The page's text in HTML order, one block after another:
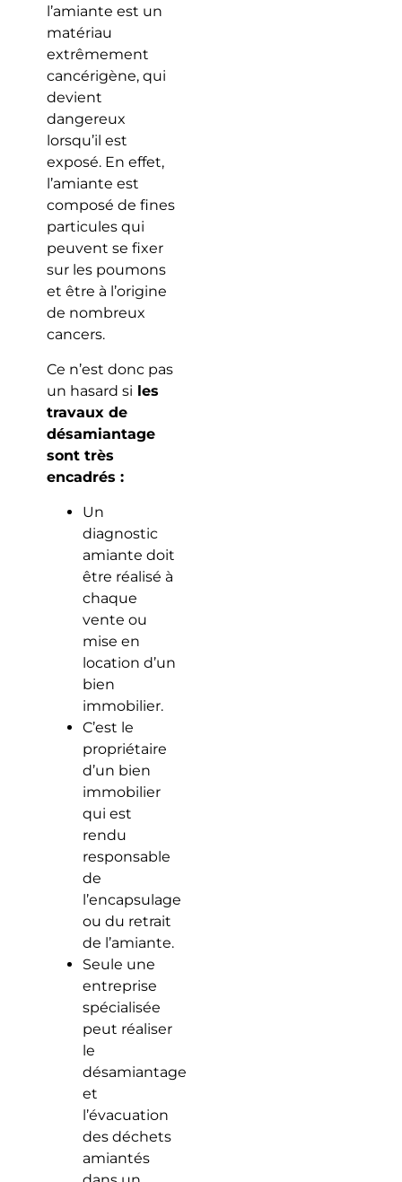
l’amiante est un
matériau
extrêmement
cancérigène, qui
devient
dangereux
lorsqu’il est
exposé. En effet,
l’amiante est
composé de fines
particules qui
peuvent se fixer
sur les poumons
et être à l’origine
de nombreux
cancers.
Ce n’est donc pas
un hasard si les
travaux de
désamiantage
sont très
encadrés :
Un
diagnostic
amiante doit
être réalisé à
chaque
vente ou
mise en
location d’un
bien
immobilier.
C’est le
propriétaire
d’un bien
immobilier
qui est
rendu
responsable
de
l’encapsulage
ou du retrait
de l’amiante.
Seule une
entreprise
spécialisée
peut réaliser
le
désamiantage
et
l’évacuation
des déchets
amiantés